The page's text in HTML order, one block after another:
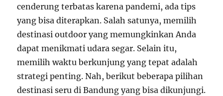
cenderung terbatas karena pandemi, ada tips
yang bisa diterapkan. Salah satunya, memilih
destinasi outdoor yang memungkinkan Anda
dapat menikmati udara segar. Selain itu,
memilih waktu berkunjung yang tepat adalah
strategi penting. Nah, berikut beberapa pilihan
destinasi seru di Bandung yang bisa dikunjungi.